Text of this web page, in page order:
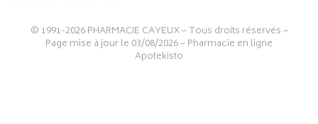
© 1991-2026PHARMACIE CAYEUX– Tous droits réservés –
Page mise à jour le 03/08/2026 –Pharmacie en ligne
Apotekisto